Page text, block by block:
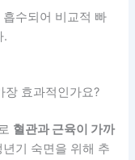
수되어 비교적 빠
.
장 효과적인가요?
혈관과 근육이 가까
기 숙면을 위해 추